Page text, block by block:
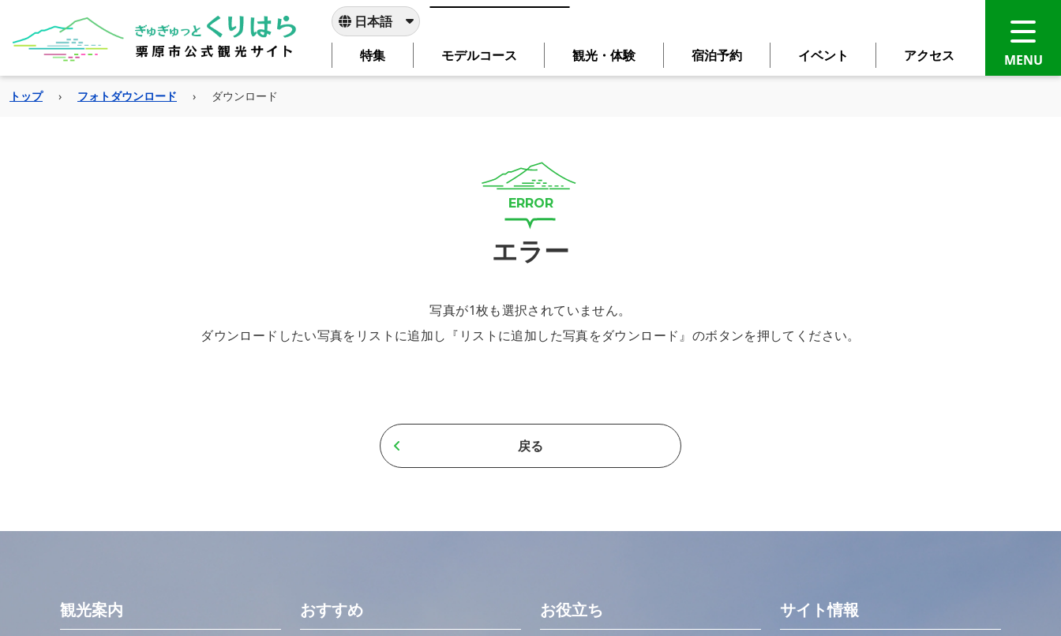
特集 モデルコース 観光・体験 宿泊予約 イベント アクセス
日本語
トップ › フォトダウンロード › ダウンロード
エラー
写真が1枚も選択されていません。
ダウンロードしたい写真をリストに追加し『リストに追加した写真をダウンロード』のボタンを押してください。
戻る
観光案内 おすすめ お役立ち サイト情報